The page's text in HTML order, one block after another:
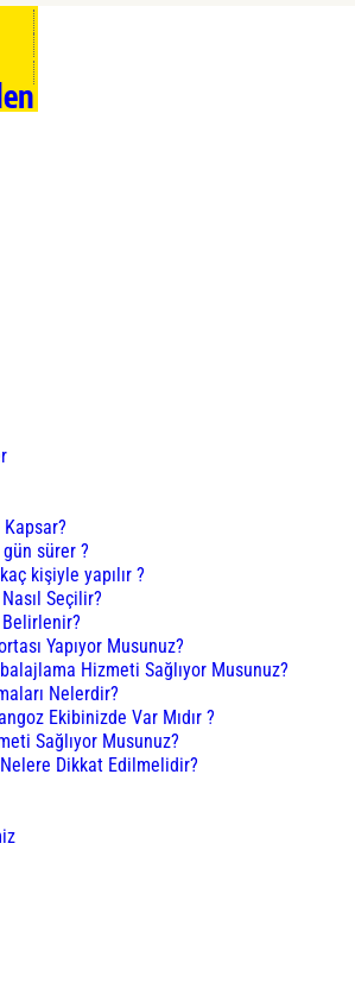
sürer ?
kişiyle yapılır ?
Seçilir?
Yapıyor Musunuz?
Hizmeti Sağlıyor Musunuz?
Nelerdir?
Ekibinizde Var Mıdır ?
Sağlıyor Musunuz?
Dikkat Edilmelidir?